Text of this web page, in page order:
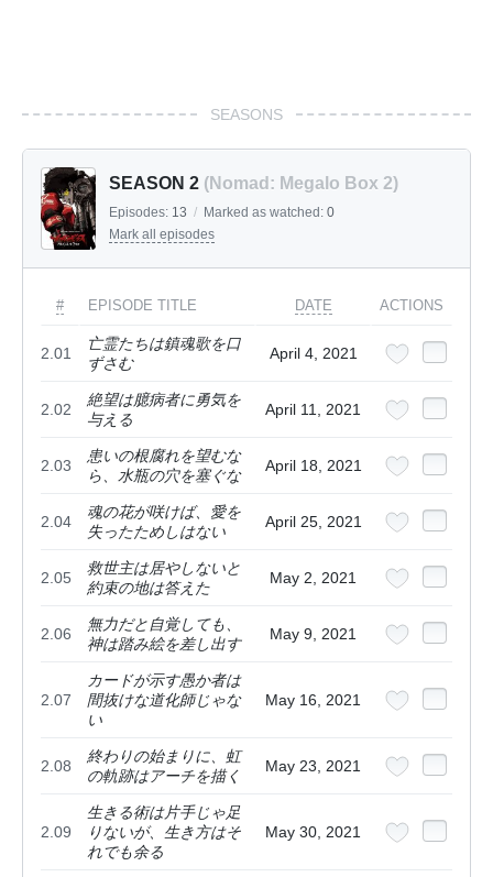
SEASONS
SEASON 2 (Nomad: Megalo Box 2)
Episodes: 13 / Marked as watched: 0
Mark all episodes
# EPISODE TITLE DATE ACTIONS
2.01
亡霊たちは鎮魂歌を口
ずさむ
April 4, 2021
2.02
絶望は臆病者に勇気を
与える
April 11, 2021
2.03
患いの根腐れを望むな
ら、水瓶の穴を塞ぐな
April 18, 2021
2.04
魂の花が咲けば、愛を
失ったためしはない
April 25, 2021
2.05
救世主は居やしないと
約束の地は答えた
May 2, 2021
2.06
無力だと自覚しても、
神は踏み絵を差し出す
May 9, 2021
2.07
カードが示す愚か者は
間抜けな道化師じゃな
い
May 16, 2021
2.08
終わりの始まりに、虹
の軌跡はアーチを描く
May 23, 2021
2.09
生きる術は片手じゃ足
りないが、生き方はそ
れでも余る
May 30, 2021